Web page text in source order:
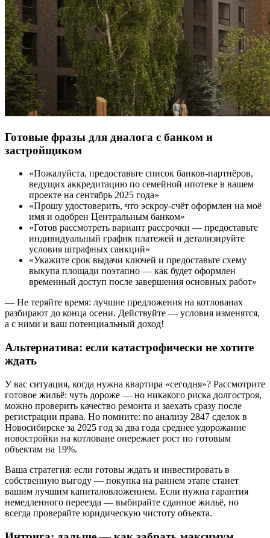
Готовые фразы для диалога с банком и
застройщиком
«Пожалуйста, предоставьте список банков-партнёров,
ведущих аккредитацию по семейной ипотеке в вашем
проекте на сентябрь 2025 года»
«Прошу удостоверить, что эскроу-счёт оформлен на моё
имя и одобрен Центральным банком»
«Готов рассмотреть вариант рассрочки — предоставьте
индивидуальный график платежей и детализируйте
условия штрафных санкций»
«Укажите срок выдачи ключей и предоставьте схему
выкупа площади поэтапно — как будет оформлен
временный доступ после завершения основных работ»
— Не теряйте время: лучшие предложения на котлованах
разбирают до конца осени. Действуйте — условия изменятся,
а с ними и ваш потенциальный доход!
Альтернатива: если катастрофически не хотите
ждать
У вас ситуация, когда нужна квартира «сегодня»? Рассмотрите
готовое жильё: чуть дороже — но никакого риска долгостроя,
можно проверить качество ремонта и заехать сразу после
регистрации права. Но помните: по анализу 2847 сделок в
Новосибирске за 2025 год за два года среднее удорожание
новостройки на котловане опережает рост по готовым
объектам на 19%.
Ваша стратегия: если готовы ждать и инвестировать в
собственную выгоду — покупка на раннем этапе станет
вашим лучшим капиталовложением. Если нужна гарантия
немедленного переезда — выбирайте сданное жильё, но
всегда проверяйте юридическую чистоту объекта.